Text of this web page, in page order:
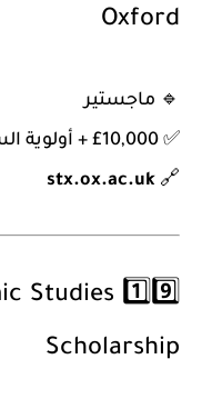
Oxford
🔹 ماجستير
✅ £10,000 + أولوية السكن
🔗
stx.ox.ac.uk
1️⃣9️⃣
Studies
Scholarship